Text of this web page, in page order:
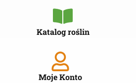
Katalog roślin
Moje Konto